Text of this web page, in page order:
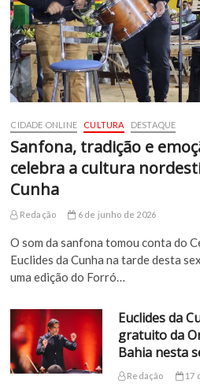
CIDADE ONLINE CULTURA DESTAQUE
Sanfona, tradição e
celebra a cultura
Cunha
Redação 6 de junho de 2026
O som da sanfona tomou conta do
Euclides da Cunha na tarde desta
uma edição do Forró…
Euclides da
gratuito da
Bahia nesta
Redação 17